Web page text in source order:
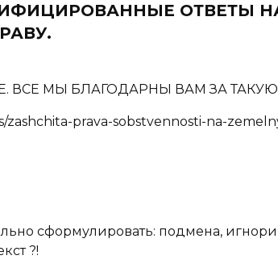
ОТВЕТЫ
ВСЕ МЫ БЛАГОДАРНЫ ВАМ ЗА
prava-sobstvennosti-na-
сформулировать: подмена,
?!